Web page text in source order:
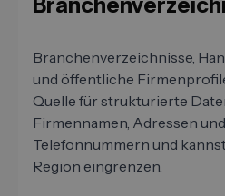
Branchenverzeichnisse,
und öffentliche
Quelle für strukturierte
Firmennamen, Adressen
Telefonnummern und
Region eingrenzen.